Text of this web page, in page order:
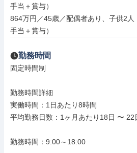
手当＋賞与）
864万円／45歳／配偶者あり、子供2
手当＋賞与）
勤務時間
固定時間制
勤務時間詳細
実働時間：1日あたり8時間
平均勤務日数：1ヶ月あたり18日 〜 22
勤務時間：9:00～18:00